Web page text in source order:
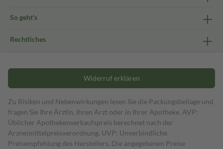
So geht's
Rechtliches
Widerruf erklären
Zu Risiken und Nebenwirkungen lesen Sie die Packungsbeilage und
fragen Sie Ihre Ärztin, Ihren Arzt oder in Ihrer Apotheke. AVP:
Üblicher Apothekenverkaufspreis berechnet nach der
Arzneimittelpreisverordnung. UVP: Unverbindliche
Preisempfehlung des Herstellers. Die angegebenen Preise